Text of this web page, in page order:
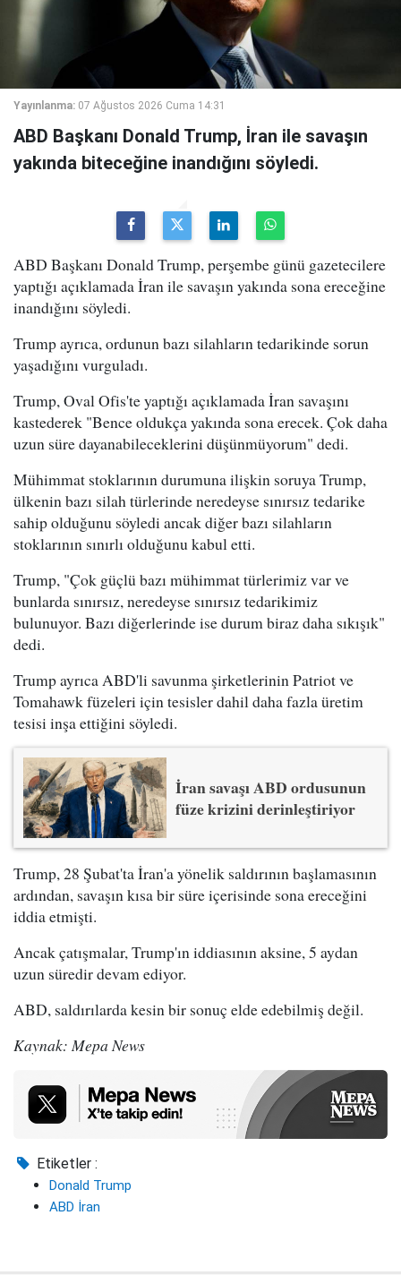
Yayınlanma: 07 Ağustos 2026 Cuma 14:31
ABD Başkanı Donald Trump, İran ile savaşın
yakında biteceğine inandığını söyledi.
ABD Başkanı Donald Trump, perşembe günü gazetecilere
yaptığı açıklamada İran ile savaşın yakında sona ereceğine
inandığını söyledi.
Trump ayrıca, ordunun bazı silahların tedarikinde sorun
yaşadığını vurguladı.
Trump, Oval Ofis'te yaptığı açıklamada İran savaşını
kastederek "Bence oldukça yakında sona erecek. Çok daha
uzun süre dayanabileceklerini düşünmüyorum" dedi.
Mühimmat stoklarının durumuna ilişkin soruya Trump,
ülkenin bazı silah türlerinde neredeyse sınırsız tedarike
sahip olduğunu söyledi ancak diğer bazı silahların
stoklarının sınırlı olduğunu kabul etti.
Trump, "Çok güçlü bazı mühimmat türlerimiz var ve
bunlarda sınırsız, neredeyse sınırsız tedarikimiz
bulunuyor. Bazı diğerlerinde ise durum biraz daha sıkışık"
dedi.
Trump ayrıca ABD'li savunma şirketlerinin Patriot ve
Tomahawk füzeleri için tesisler dahil daha fazla üretim
tesisi inşa ettiğini söyledi.
İran savaşı ABD ordusunun
füze krizini derinleştiriyor
Trump, 28 Şubat'ta İran'a yönelik saldırının başlamasının
ardından, savaşın kısa bir süre içerisinde sona ereceğini
iddia etmişti.
Ancak çatışmalar, Trump'ın iddiasının aksine, 5 aydan
uzun süredir devam ediyor.
ABD, saldırılarda kesin bir sonuç elde edebilmiş değil.
Kaynak: Mepa News
Etiketler :
Donald Trump
ABD İran